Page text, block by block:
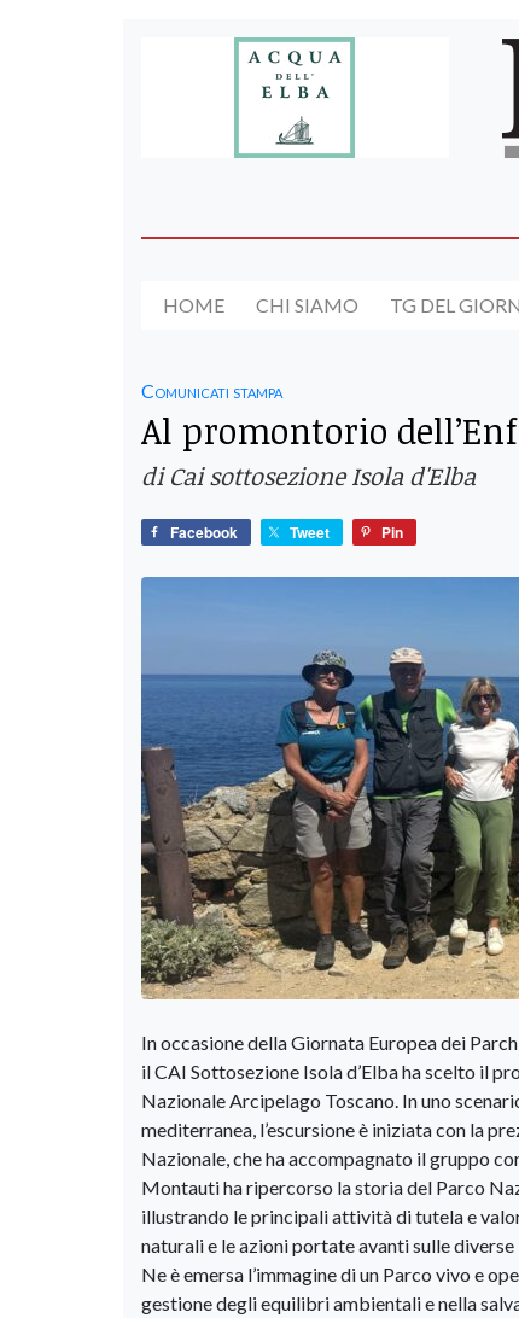
HOME CHI SIAMO TG DEL
Comunicati stampa
Al promontorio
di Cai sottosezione Isola d'Elba
Facebook Tweet Pin
In occasione della Giornata Europea dei
il CAI Sottosezione Isola d’Elba ha scelto il
Nazionale Arcipelago Toscano. In uno
mediterranea, l’escursione è iniziata con la
Nazionale, che ha accompagnato il gruppo
Montauti ha ripercorso la storia del Parco
illustrando le principali attività di tutela e
naturali e le azioni portate avanti sulle diverse
Ne è emersa l’immagine di un Parco vivo e
gestione degli equilibri ambientali e nella